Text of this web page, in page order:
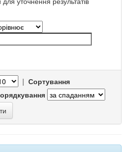
| Сортування